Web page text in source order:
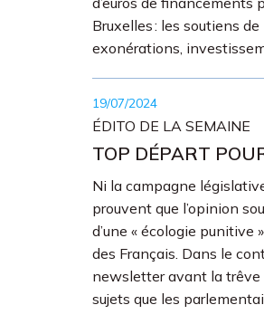
Bruxelles : les soutiens
exonérations,
19/07/2024
ÉDITO DE LA SEMAINE
TOP DÉPART
Ni la campagne
prouvent que l’opinion
d’une « écologie punitive
des Français. Dans le
newsletter avant la trêve
sujets que les